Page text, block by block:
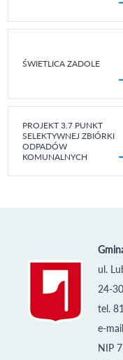
ŚWIETLICA ZADOLE
PROJEKT 3.7 PUNKT
SELEKTYWNEJ ZBIÓRKI
ODPADÓW
KOMUNALNYCH
ul.
24-
tel.
e-
NIP